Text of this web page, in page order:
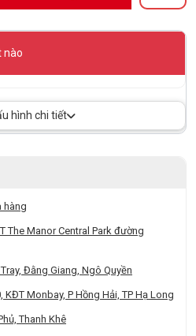
nào
hình chi tiết
hàng
The Manor Central Park đường
Đằng Giang, Ngô Quyền
KĐT Monbay, P Hồng Hải, TP Hạ Long
Thanh Khê